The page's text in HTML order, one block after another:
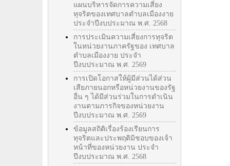
แผนบริหารจัดการความเสี่ยง
ทุจริตของเทศบาลตำบลเมืองงาย
ประจำปีงบประมาณ พ.ศ. 2568
การประเมินความเสี่ยงการทุจริต
ในหน่วยงานภาครัฐของ เทศบาล
ตำบลเมืองงาย ประจำ
ปีงบประมาณ พ.ศ. 2569
การเปิดโอกาสให้ผู้มีส่วนได้ส่วน
เสียภายนอกหรือหน่วยงานของรัฐ
อื่น ๆ ได้มีส่วนร่วมในการดำเนิน
งานตามภารกิจของหน่วยงาน
ปีงบประมาณ พ.ศ. 2569
ข้อมูลสถิติเรื่องร้องเรียนการ
ทุจริตและประพฤติมิชอบของเจ้า
หน้าที่ของหน่วยงาน ประจำ
ปีงบประมาณ พ.ศ. 2568